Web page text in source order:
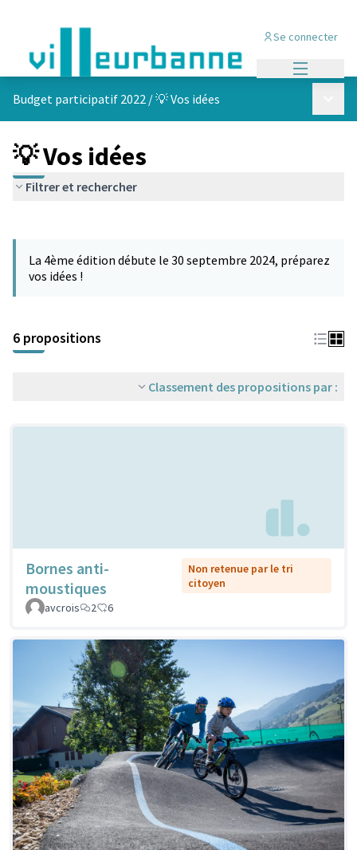
Se connecter
Budget participatif 2022 /💡 Vos idées
💡 Vos idées
Filtrer et rechercher
−
La 4ème édition débute le 30 septembre 2024, préparez
vos idées !
6 propositions
Classement des propositions par :
Bornes anti-
moustiques
Non retenue par le tri
citoyen
avcrois
2 6